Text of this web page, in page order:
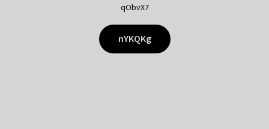
qObvX7
nYKQKg